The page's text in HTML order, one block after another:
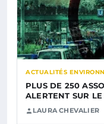
ACTUALITÉS
PLUS DE 250
ALERTENT SUR LE
LAURA CHEVALIER